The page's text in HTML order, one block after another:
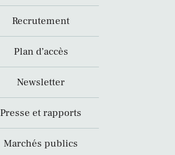
Recrutement
Plan d’accès
Newsletter
Presse et rapports
Marchés publics